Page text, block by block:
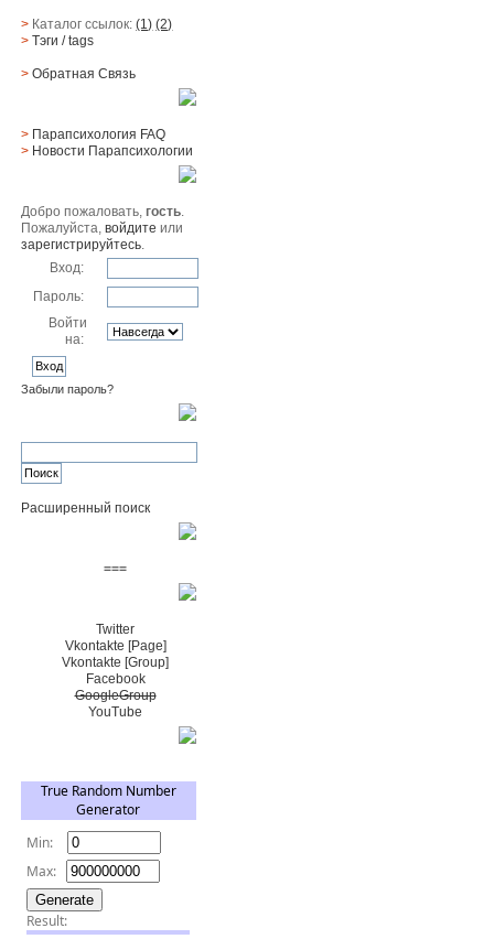
> Каталог ссылок:(1) (2)
> Тэги/ tags
> Обратная Cвязь
> Парапсихология FAQ
> Новости Парапсихологии
Добро пожаловать,гость.
Пожалуйста,войдите или
зарегистрируйтесь.
Вход:
Пароль:
Войти
на:
Забыли пароль?
Расширенный поиск
===
Twitter
Vkontakte [Page]
Vkontakte [Group]
Facebook
GoogleGroup
YouTube